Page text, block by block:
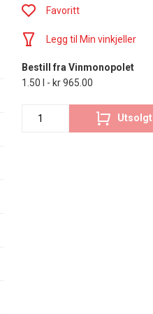
Favoritt
Legg til Min vinkjeller
Bestill fra Vinmonopolet
1.50 l - kr 965.00
Utsolgt